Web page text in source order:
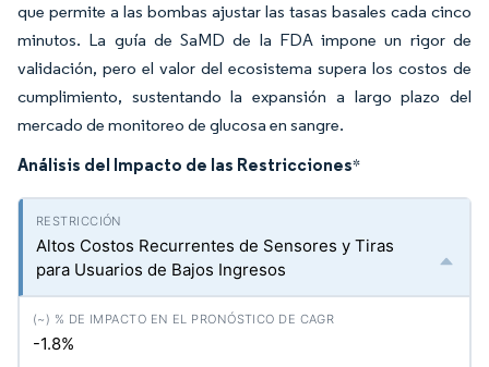
que permite a las bombas ajustar las tasas basales cada cinco
minutos. La guía de SaMD de la FDA impone un rigor de
validación, pero el valor del ecosistema supera los costos de
cumplimiento, sustentando la expansión a largo plazo del
mercado de monitoreo de glucosa en sangre.
Análisis del Impacto de las Restricciones*
Altos Costos Recurrentes de Sensores y Tiras
para Usuarios de Bajos Ingresos
-1.8%